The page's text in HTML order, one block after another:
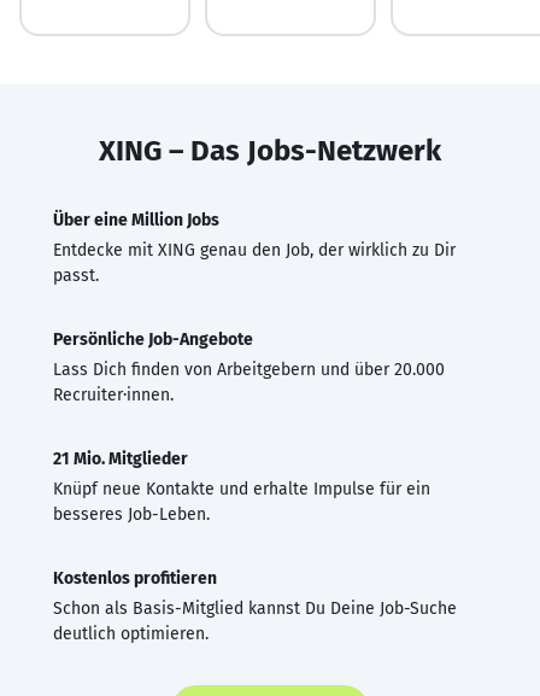
XING – Das Jobs-Netzwerk
Über eine Million Jobs
Entdecke mit XING genau den Job, der wirklich zu Dir
passt.
Persönliche Job-Angebote
Lass Dich finden von Arbeitgebern und über 20.000
Recruiter·innen.
21 Mio. Mitglieder
Knüpf neue Kontakte und erhalte Impulse für ein
besseres Job-Leben.
Kostenlos profitieren
Schon als Basis-Mitglied kannst Du Deine Job-Suche
deutlich optimieren.